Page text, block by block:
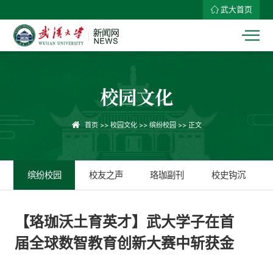
武大首页
校园文化
首页>> 校园文化>> 缤纷校园 >> 正文
缤纷校园 校友之声 珞珈副刊 校史钩沉
【珞珈沃土育英才】武大学子在首
届全球数智教育创新大赛中斩获金